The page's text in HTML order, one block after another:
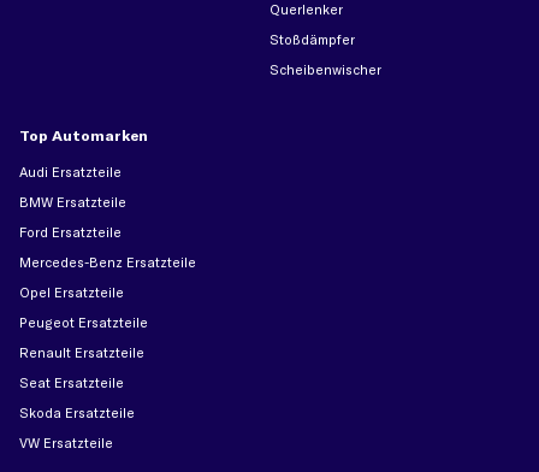
Querlenker
Stoßdämpfer
Scheibenwischer
Top Automarken
Audi Ersatzteile
BMW Ersatzteile
Ford Ersatzteile
Mercedes-Benz Ersatzteile
Opel Ersatzteile
Peugeot Ersatzteile
Renault Ersatzteile
Seat Ersatzteile
Skoda Ersatzteile
VW Ersatzteile